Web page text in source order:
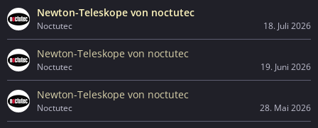
Newton-Teleskope von noctutec
Noctutec 18. Juli 2026
Newton-Teleskope von noctutec
Noctutec 19. Juni 2026
Newton-Teleskope von noctutec
Noctutec 28. Mai 2026